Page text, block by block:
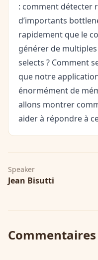
: comment détecter
d’importants
rapidement que le
générer de multiples
selects ? Comment
que notre
énormément de
allons montrer
aider à répondre à
Speaker
Jean Bisutti
Commentaires